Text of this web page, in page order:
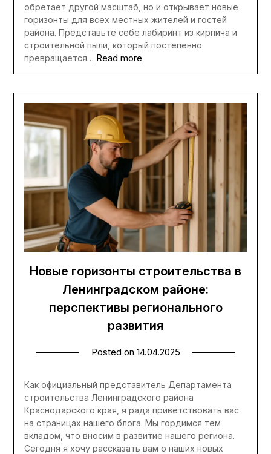
обретает другой масштаб, но и открывает новые
горизонты для всех местных жителей и гостей
района. Представьте себе лабиринт из кирпича и
строительной пыли, который постепенно
превращается… Read more
Новые горизонты строительства в
Ленинградском районе:
перспективы регионального
развития
Posted on 14.04.2025
Как официальный представитель Департамента
строительства Ленинградского района
Краснодарского края, я рада приветствовать вас
на страницах нашего блога. Мы гордимся тем
вкладом, что вносим в развитие нашего региона.
Сегодня я хочу рассказать вам о наших новых